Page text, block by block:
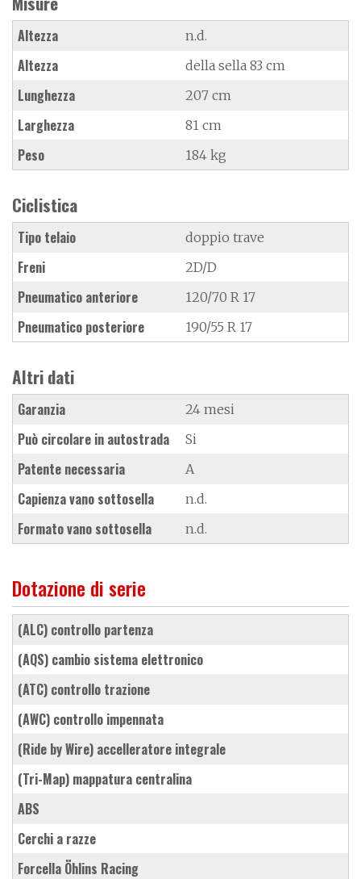
Altezza n.d.
Altezza della sella 83 cm
Lunghezza 207 cm
Larghezza 81 cm
Peso 184 kg
Ciclistica
Tipo telaio doppio trave
Freni 2D/D
Pneumatico anteriore 120/70 R 17
Pneumatico posteriore 190/55 R 17
Altri dati
Garanzia 24 mesi
Può circolare in autostrada Si
Patente necessaria A
Capienza vano sottosella n.d.
Formato vano sottosella n.d.
Dotazione di serie
(ALC) controllo partenza
(AQS) cambio sistema elettronico
(ATC) controllo trazione
(AWC) controllo impennata
(Ride by Wire) accelleratore integrale
(Tri-Map) mappatura centralina
ABS
cerchi a razze
forcella Öhlins Racing